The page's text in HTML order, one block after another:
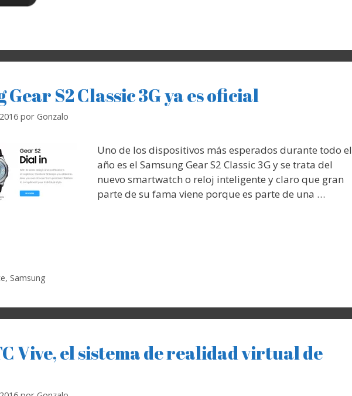
Gear S2 Classic 3G ya es oficial
por Gonzalo
Uno de los dispositivos más esperados durante todo el
año es el Samsung Gear S2 Classic 3G y se trata del
nuevo smartwatch o reloj inteligente y claro que gran
parte de su fama viene porque es parte de una …
,Samsung
Vive, el sistema de realidad virtual de